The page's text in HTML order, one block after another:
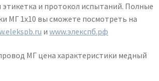
этикетка и протокол испытаний. Полные
МГ 1х10 вы сможете посмотреть на
иwww.элекспб.рф
МГ цена характеристики медный